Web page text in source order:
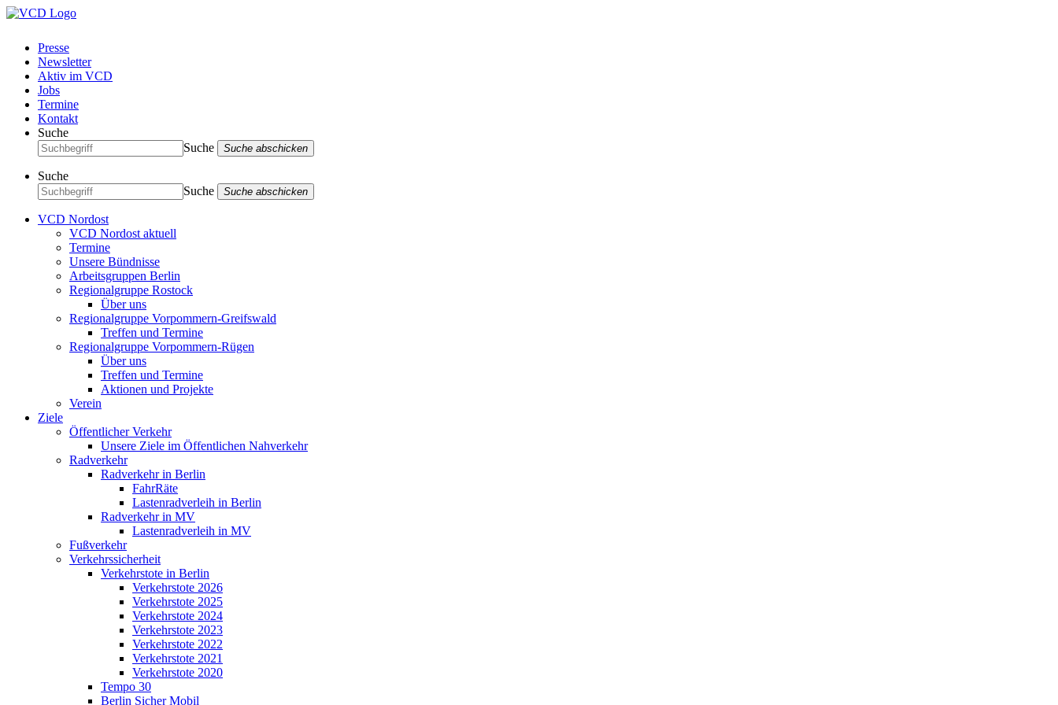
Presse
Newsletter
Aktiv im VCD
Jobs
Termine
Kontakt
Suche
Suche
Suche abschicken
Suche
Suche
Suche abschicken
VCD Nordost
VCD Nordost aktuell
Termine
Unsere Bündnisse
Arbeitsgruppen Berlin
Regionalgruppe Rostock
Über uns
Regionalgruppe Vorpommern-Greifswald
Treffen und Termine
Regionalgruppe Vorpommern-Rügen
Über uns
Treffen und Termine
Aktionen und Projekte
Verein
Ziele
Öffentlicher Verkehr
Unsere Ziele im Öffentlichen Nahverkehr
Radverkehr
Radverkehr in Berlin
FahrRäte
Lastenradverleih in Berlin
Radverkehr in MV
Lastenradverleih in MV
Fußverkehr
Verkehrssicherheit
Verkehrstote in Berlin
Verkehrstote 2026
Verkehrstote 2025
Verkehrstote 2024
Verkehrstote 2023
Verkehrstote 2022
Verkehrstote 2021
Verkehrstote 2020
Tempo 30
Berlin Sicher Mobil